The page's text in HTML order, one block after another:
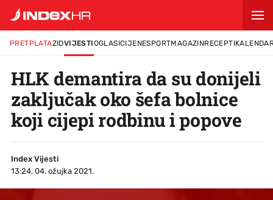
PRETPLATAZIDVIJESTIOGLASICIJENESPORTMAGAZINRECEPTI
HLK demantira da su donijeli
zaključak oko šefa bolnice
koji cijepi rodbinu i popove
Index Vijesti
13:24, 04. ožujka 2021.